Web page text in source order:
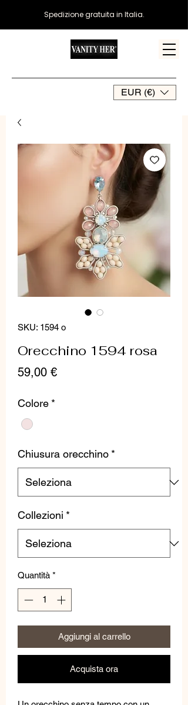
EUR (€)
Spedizione gratuita in Italia.
SKU: 1594 o
Orecchino 1594 rosa
59,00 €Prezzo
Colore *
Chiusura orecchino *
Collezioni *
Quantità *
Aggiungi al carrello
Acquista ora